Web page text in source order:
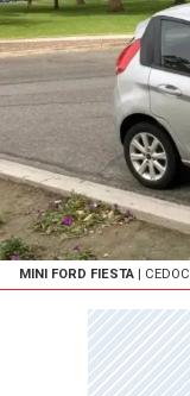
MINI FORD FIESTA | CEDOC